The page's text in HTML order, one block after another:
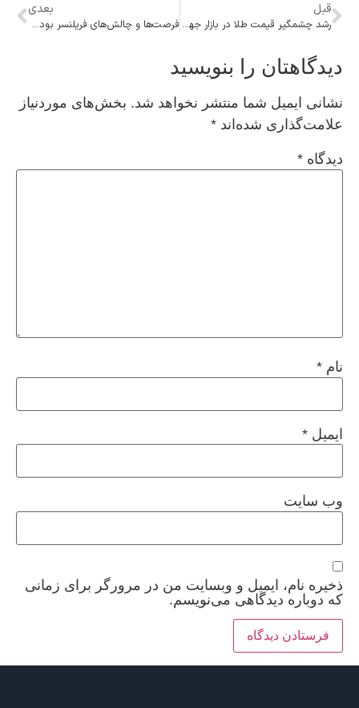
قبل
رشد چشمگیر قیمت طلا در بازار جهانی | افزایش ۲۸ درصدی از ابتدای سال ۲۰۲۴
بعدی
فرصت‌ها و چالش‌های فریلنسر بودن در ایران؛ از رقابت داخلی تا موانع جهانی
دیدگاهتان را بنویسید
نشانی ایمیل شما منتشر نخواهد شد. بخش‌های موردنیاز
علامت‌گذاری شده‌اند *
دیدگاه *
نام *
ایمیل *
وب‌ سایت
ذخیره نام، ایمیل و وبسایت من در مرورگر برای زمانی
که دوباره دیدگاهی می‌نویسم.